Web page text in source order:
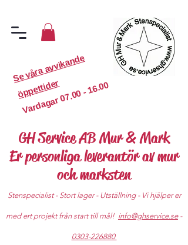
S
e
v
år
a
a
v
vi
k
a
n
d
e
ö
p
p
etti
d
er
Vardagar
07.00 - 16.00
GH Service AB Mur & Mark
Er personliga leverantör av mur
och marksten
Stenspecialist - Stort lager - Utställning - Vi hjälper er
med ert projekt från start till mål! info@ghservice.se-
0303-226880